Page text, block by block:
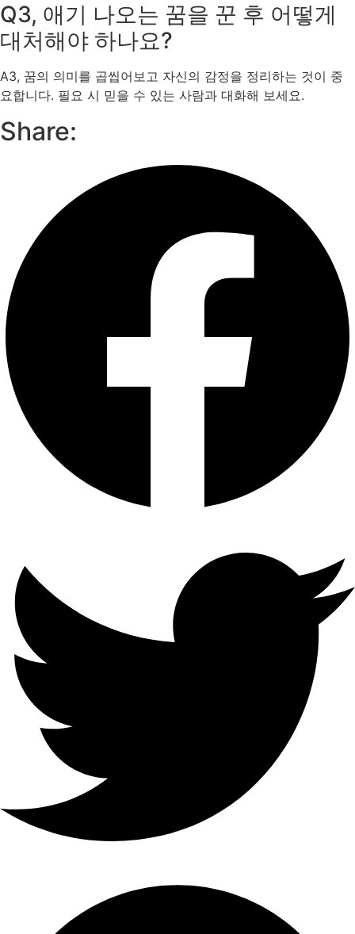
Q3, 애기 나오는 꿈을 꾼 후 어떻게
대처해야 하나요?
A3, 꿈의 의미를 곱씹어보고 자신의 감정을 정리하는 것이 중
요합니다. 필요 시 믿을 수 있는 사람과 대화해 보세요.
Share: